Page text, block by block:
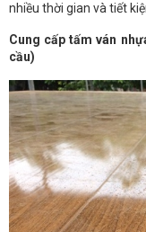
nhiều thời gian và tiết
Cung cấp tấm ván
cầu)